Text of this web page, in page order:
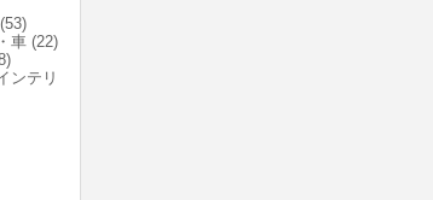
(53)
車 (22)
ンテリ